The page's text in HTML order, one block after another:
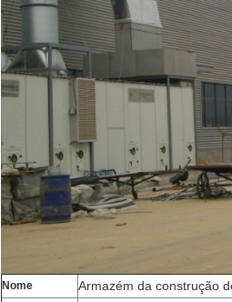
Nome Armazém da construção